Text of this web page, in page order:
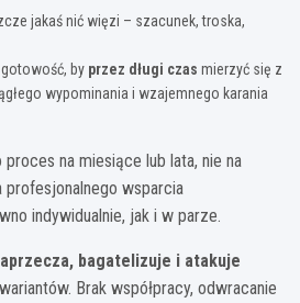
jakaś nić więzi – szacunek, troska,
by przez długi czas mierzyć się z
wypominania i wzajemnego karania
na miesiące lub lata, nie na
wsparcia
indywidualnie, jak i w parze.
bagatelizuje i atakuje
Brak współpracy, odwracanie